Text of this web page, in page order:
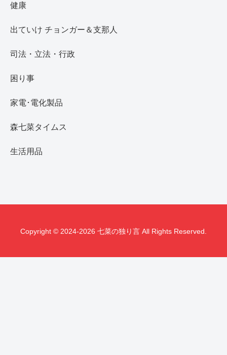
健康
出ていけ チョンガー＆支那人
司法・立法・行政
困り事
家電･電化製品
森七菜タイムス
生活用品
Copyright © 2024-2026 七菜の独り言 All Rights Reserved.